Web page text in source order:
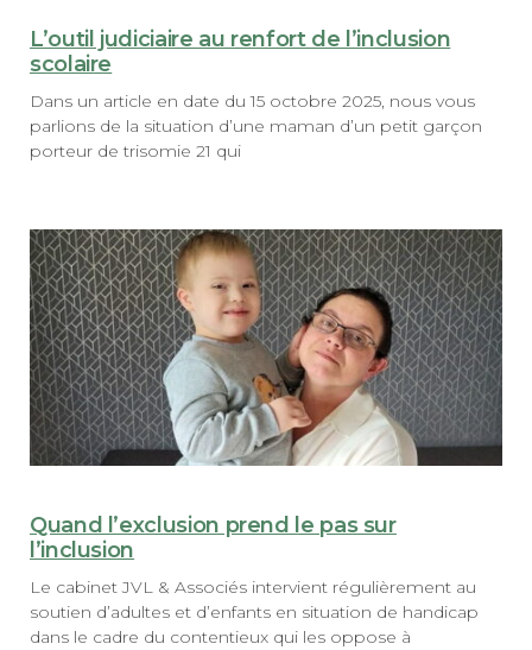
L’outil judiciaire au renfort de l’inclusion
scolaire
Dans un article en date du 15 octobre 2025, nous vous
parlions de la situation d’une maman d’un petit garçon
porteur de trisomie 21 qui
Quand l’exclusion prend le pas sur
l’inclusion
Le cabinet JVL & Associés intervient régulièrement au
soutien d’adultes et d’enfants en situation de handicap
dans le cadre du contentieux qui les oppose à